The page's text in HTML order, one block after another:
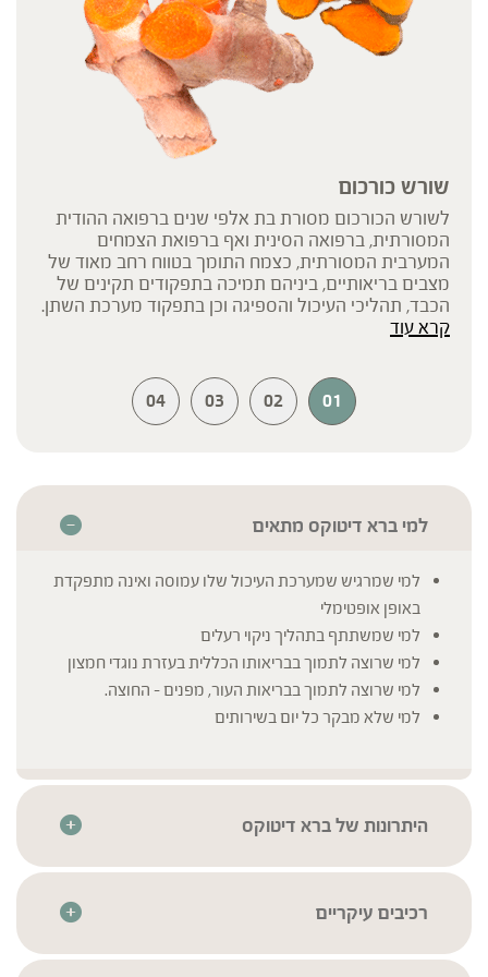
שורש כורכום
לשורש הכורכום מסורת בת אלפי שנים ברפואה ההודית
המסורתית, ברפואה הסינית ואף ברפואת הצמחים
המערבית המסורתית, כצמח התומך בטווח רחב מאוד של
מצבים בריאותיים, ביניהם תמיכה בתפקודים תקינים של
הכבד, תהליכי העיכול והספיגה וכן בתפקוד מערכת השתן.
שורש הכורכום עשיר בחומרים פעילים, כאשר הנחקר
דלקת חזקה במיוחד.
קרא עוד
01
02
03
04
למי ברא דיטוקס מתאים
למי שמרגיש שמערכת העיכול שלו עמוסה ואינה מתפקדת
באופן אופטימלי
למי שמשתתף בתהליך ניקוי רעלים
למי שרוצה לתמוך בבריאותו הכללית בעזרת נוגדי חמצון
למי שרוצה לתמוך בבריאות העור, מפנים – החוצה.
למי שלא מבקר כל יום בשירותים
היתרונות של ברא דיטוקס
מיוצר בטכנולוגיה מתקדמת לשמירה על איכות וריכוז רכיבי
חומרי הגלם עבר סדרת בדיקות איכות בהתאם לתקנים
רכיבים עיקריים